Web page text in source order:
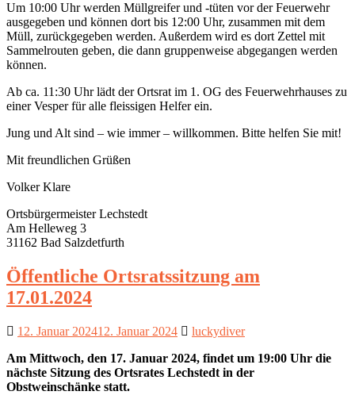
Um 10:00 Uhr werden Müllgreifer und -tüten vor der Feuerwehr
ausgegeben und können dort bis 12:00 Uhr, zusammen mit dem
Müll, zurückgegeben werden. Außerdem wird es dort Zettel mit
Sammelrouten geben, die dann gruppenweise abgegangen werden
können.
Ab ca. 11:30 Uhr lädt der Ortsrat im 1. OG des Feuerwehrhauses zu
einer Vesper für alle fleissigen Helfer ein.
Jung und Alt sind – wie immer – willkommen. Bitte helfen Sie mit!
Mit freundlichen Grüßen
Volker Klare
Ortsbürgermeister Lechstedt
Am Helleweg 3
31162 Bad Salzdetfurth
Öffentliche Ortsratssitzung am
17.01.2024
12. Januar 202412. Januar 2024
luckydiver
Am Mittwoch, den 17. Januar 2024, findet um 19:00 Uhr die
nächste Sitzung des Ortsrates Lechstedt in der
Obstweinschänke statt.